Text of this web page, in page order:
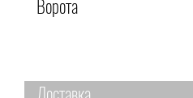
Ворота